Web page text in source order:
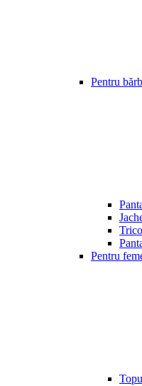
Pentru
Pentru